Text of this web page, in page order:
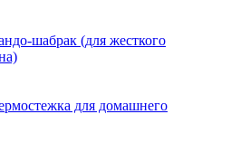
шабрак (для жесткого
для домашнего